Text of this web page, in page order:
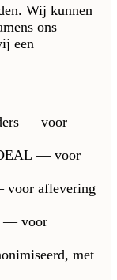
Wij kunnen
ons
een
— voor
— voor
aflevering
— voor
met